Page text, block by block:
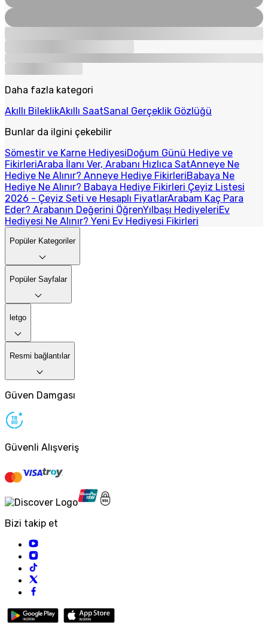
Daha fazla kategori
Akıllı BileklikAkıllı SaatSanal Gerçeklik Gözlüğü
Bunlar da ilgini çekebilir
Sömestir ve Karne HediyesiDoğum Günü Hediye ve
FikirleriAraba İlanı Ver, Arabanı Hızlıca SatAnneye Ne
Hediye Ne Alınır? Anneye Hediye FikirleriBabaya Ne
Hediye Ne Alınır? Babaya Hediye Fikirleri Çeyiz Listesi
2026 - Çeyiz Seti ve Hesaplı FiyatlarArabam Kaç Para
Eder? Arabanın Değerini ÖğrenYılbaşı HediyeleriEv
Hediyesi Ne Alınır? Yeni Ev Hediyesi Fikirleri
Popüler Kategoriler
Popüler Sayfalar
letgo
Resmi bağlantılar
Güven Damgası
Güvenli Alışveriş
Bizi takip et